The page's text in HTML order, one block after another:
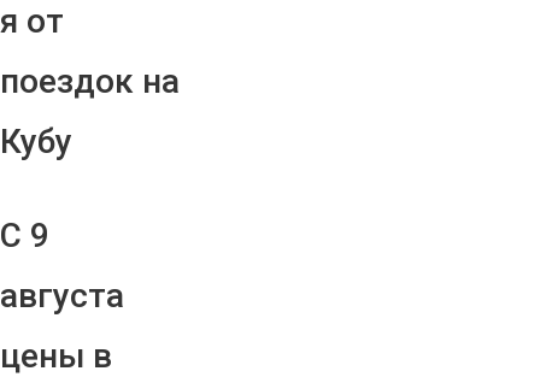
я от
поездок на
Кубу
С 9
августа
цены в